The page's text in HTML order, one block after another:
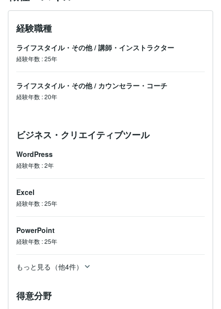
経験職種
ライフスタイル・その他 / 講師・インストラクター
経験年数 :25年
ライフスタイル・その他 / カウンセラー・コーチ
経験年数 :20年
ビジネス・クリエイティブツール
WordPress
経験年数 :2年
Excel
経験年数 :25年
PowerPoint
経験年数 :25年
もっと見る（他4件）
得意分野